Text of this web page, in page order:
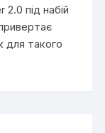
2.0 під набій
для такого